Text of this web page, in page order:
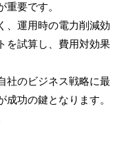
要です。
、運用時の電力削減効
を試算し、費用対効果
社のビジネス戦略に最
功の鍵となります。